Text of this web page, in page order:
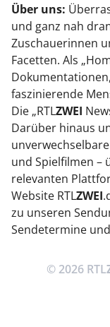
Über uns:
und ganz nah
Zuschauerinnen
Facetten. Als
faszinierende
Die „RTLZWEI
Darüber hinaus
und Spielfilmen –
relevanten
Website RTLZWEI
zu unseren
Sendetermine
© 2026 RTL